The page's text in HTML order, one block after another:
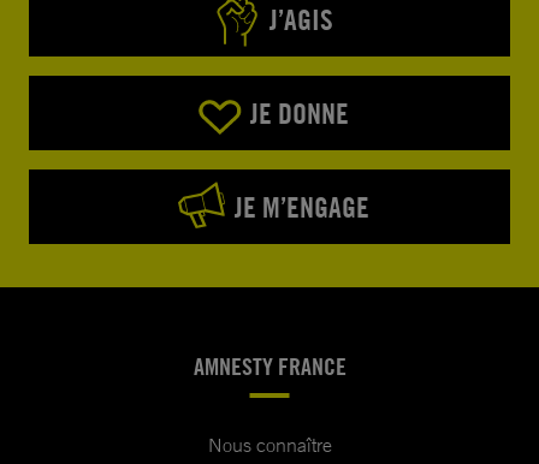
J’AGIS
JE DONNE
JE M’ENGAGE
AMNESTY FRANCE
Nous connaître